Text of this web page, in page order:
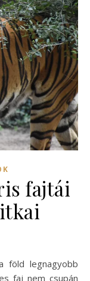
fajtái
faj nem csupán